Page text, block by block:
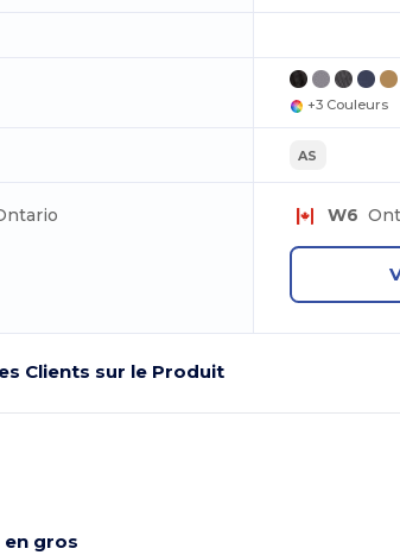
+3 Couleurs
AS
W6
Clients sur le Produit
en gros